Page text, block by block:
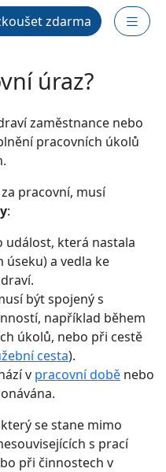
zdarma
úraz?
zaměstnance nebo
pracovních úkolů
pracovní, musí
:
událost, která nastala
úseku) a vedla ke
být spojený s
například během
úkolů, nebo při cestě
cesta).
v pracovní době nebo
se stane mimo
s prací
při činnostech v